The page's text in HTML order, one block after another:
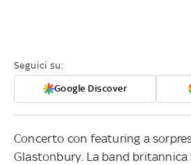
Seguici su:
Google Discover
Concerto con featuring a
Glastonbury. La band britannica